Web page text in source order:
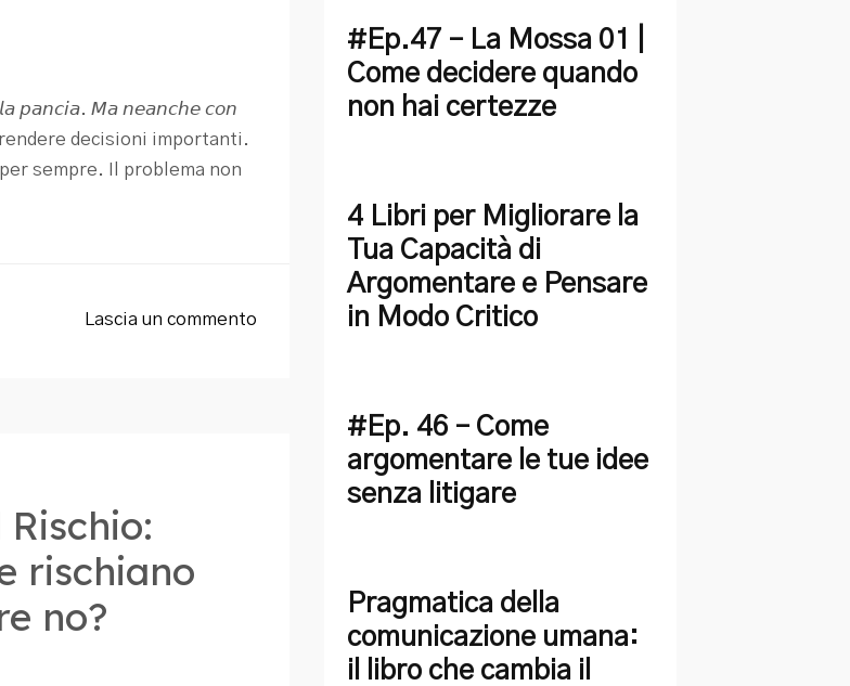
𝘭𝘢 𝘱𝘢𝘯𝘤𝘪𝘢. 𝘔𝘢 𝘯𝘦𝘢𝘯𝘤𝘩𝘦 𝘤𝘰𝘯
decisioni importanti.
sempre. Il problema non
Lascia un commento
rischiano
no?
#Ep.47 – La Mossa 01 |
Come decidere quando
non hai certezze
4 Libri per Migliorare la
Tua Capacità di
Argomentare e Pensare
in Modo Critico
#Ep. 46 – Come
argomentare le tue idee
senza litigare
Pragmatica della
comunicazione umana:
il libro che cambia il